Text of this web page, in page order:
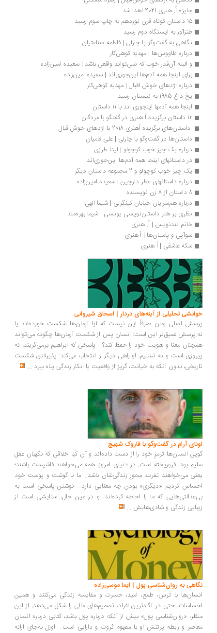
جایزه اُ. هنری 2021 اهدا شد
۱۵ داستان کوتاه قرن نوزدهم به چاپ سوم رسید
طنزآور به ایستگاه دوم رسید
نگاهی به گفت‌و‌گو با چارلی | فاطمه صناعتیان
درباره طاووس‌ها | مهدیه کوهی‌کار
و البته آن‌قدر خوب که نمی‌تواند واقعی باشد | سعیده امین‌زاده
برای اینجا همه آدم‌ها این‌جوری‌اند | سعیده امین‌زاده
درباره اژدهای خوش اقبال | مهدیه کوهی‌کار
یخ داغ 1985 به نیستان رسید
اینجا همه آدمها اینجوری اند با ۱۱ داستان‌
۱۲ داستان برگزیده اُ هنری در گفتگو با مردگان
داستان‌های برگزیده اُهنری 2018 با اژدهای خوش‌اقبال
داستان‌ها در گفت‌وگو با چارلی | علی فامیان
درباره یک چیز خوب کوچولو | لیدا طرزی
در داستانهای اینجا همه آدم‌ها این‌جوری‌اند
یک چیز خوب کوچولو و 2 مجموعه داستان دیگر
درباره داستانهای عطر دارچین | سعیده امین‌زاده
8 داستان از 8 زن نویسنده
درباره هم‌سرایان خیابان کینگزلی | شیما الهی
نظری بر هنر داستان‌نویسی یونسی | شیما بهره‌مند
خانم تندنویس | اُ. هنری
سوآپی و پاسبان‌ها | اُ.هنری
سکه عاشقی | اُ هنری
خوانشی تحلیلی از آینه‌های دردار | اسحاق شیروانی
پرسش اصلی رمان صرفاً این نیست که آیا آرمان‌ها شکست خورده‌اند یا
نه.پرسش عمیق‌تر این است: انسان پس از شکست آرمان‌ها چگونه می‌تواند
همچنان معنا و هویت خود را حفظ کند؟... پاسخی که ابراهیم برمی‌گزیند، نه
پیروزی است و نه تسلیم. او راهی دیگر را انتخاب می‌کند: پذیرفتن شکست
تاریخی، بدون آنکه به خیانت، گریز از واقعیت یا انکار زندگی پناه ببرد ...
اونای آرام در گفت‌وگو با فاروک شهیچ‭
گویی انسان‌ها ترمزِ خود را از دست داده‌اند و آن کُدِ اخلاقی که نگهبان عقل
سلیم بود، فروریخته است. در دنیای امروز، همه می‌خواهند فاشیست باشند؛
یعنی می‌خواهند نفرت، محورِ زندگی‌شان باشد... ما با گوشت و پوست خود
احساس کردیم «دیگری» بودن چه معنایی دارد... نوشتن پاسخی است به
بی‌عدالتی‌هایی که ما را احاطه کرده‌اند، و در عین حال، ستایشی است از
زیبایی زندگی و شادی‌هایش ...
نگاهی به روان‌شناسی پول | ایما موسی‌زاده
انسان‌ها با ترس، طمع، امید، حسرت و مقایسه زندگی می‌کنند و همین
احساسات، حتی در آگاه‌ترین افراد، تصمیم‌های مالی را شکل می‌دهد. از این
منظر، «روان‌شناسی پول» بیش از آنکه درباره پول باشد، کتابی درباره انسان
معاصر و رابطه پرتنش او با مفهوم ثروت و دارایی است... اوزل به‌جای ارائه